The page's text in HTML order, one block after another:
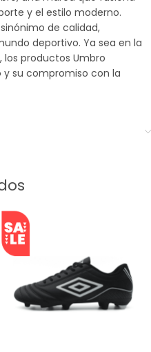
y el estilo moderno.
de calidad,
deportivo. Ya sea en la
los productos Umbro
su compromiso con la